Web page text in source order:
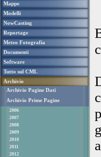
Mappe
Modelli
NowCasting
Reportage
Meteo Fotografia
Documenti
Software
Tutto sul CML
Archivio
Archivio Pagine Dati
Archivio Prime Pagine
2006
2007
2008
2009
2010
2011
2012